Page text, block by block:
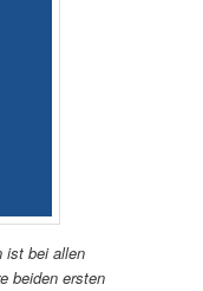
ist bei allen
beiden ersten